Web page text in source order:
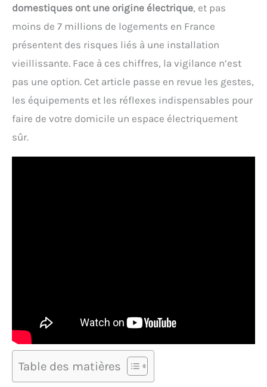
domestiques ont une origine électrique, et pas
moins de 7 millions de logements en France
présentent des risques liés à une installation
vieillissante. Face à ces chiffres, la vigilance n’est
pas une option. Cet article passe en revue les gestes,
les équipements et les réflexes indispensables pour
faire de votre domicile un espace électriquement
sûr.
Table des matières